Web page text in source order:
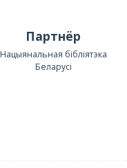
Партнёр
Нацыянальная бібліятэка
Беларусі